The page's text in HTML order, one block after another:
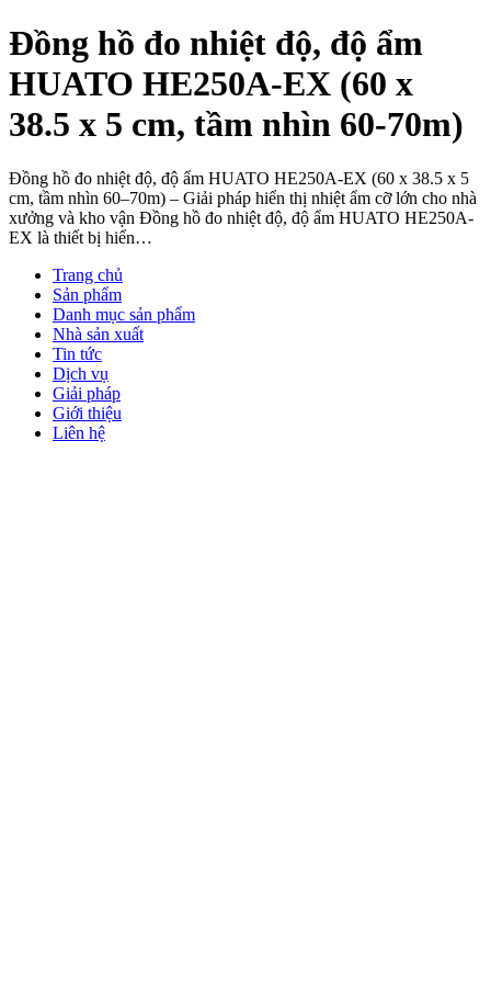
Đồng hồ đo nhiệt độ, độ ẩm
HUATO HE250A-EX (60 x
38.5 x 5 cm, tầm nhìn 60-70m)
Đồng hồ đo nhiệt độ, độ ẩm HUATO HE250A-EX (60 x 38.5 x 5
cm, tầm nhìn 60–70m) – Giải pháp hiển thị nhiệt ẩm cỡ lớn cho nhà
xưởng và kho vận Đồng hồ đo nhiệt độ, độ ẩm HUATO HE250A-
EX là thiết bị hiển…
Trang chủ
Sản phẩm
Danh mục sản phẩm
Nhà sản xuất
Tin tức
Dịch vụ
Giải pháp
Giới thiệu
Liên hệ